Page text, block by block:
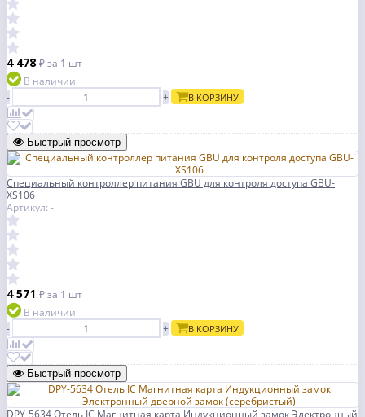
4 478 ₽за 1 шт
В наличии
-
+ В КОРЗИНУ
Быстрый просмотр
Специальный контроллер питания GBU для контроля доступа GBU-
XS106
Артикул: -
4 571 ₽за 1 шт
В наличии
-
+ В КОРЗИНУ
Быстрый просмотр